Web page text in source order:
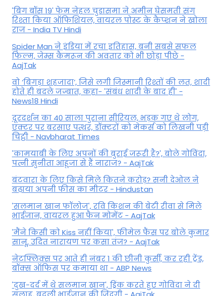
'बिग बॉस 19' फेम नेहल चुडासमा ने अमीन घेसमती संग
रिश्ता किया ऑफिशियल, वायरल पोस्ट के कैप्शन ने खोला
राज - India TV Hindi
Spider Man ने इंडिया में रचा इतिहास, बनी सबसे सफल
फिल्म, जेम्स कैमरून की अवतार को भी छोड़ा पीछे -
AajTak
वो ‘बिगड़ा शहजादा’, जिसे लगी जिस्मानी रिश्तों की लत, शादी
होते ही बदले जज्बात, कहा- 'संबंध शादी के बाद ही' -
News18 Hindi
दूरदर्शन का 40 साला पुराना सीरियल, भड़क गए थे लोग,
एक्टर पर बरसाए पत्थर, डॉक्टरों को मेकर्स को लिखनी पड़ी
चिट्ठी - Navbharat Times
'कामयाबी के लिए अपनों की बुराई जरूरी है?', बोले गोविंदा,
पत्नी सुनीता आहूजा से हैं नाराज? - AajTak
बंटवारा के लिए किसे मिले कितने करोड़? सनी देओल ने
बढ़ाया अपनी फीस का मीटर - Hindustan
'सलमान खान फॉलोज', रवि किशन की बेटी रीवा से मिले
भाईजान, वायरल हुआ फैन मोमेंट - AajTak
'मैंने किसी को Kiss नहीं किया', फीमेल फैंस पर बोले कुमार
सानू, उदित नारायण पर कसा तंज? - AajTak
नेटफ्लिक्स पर आते ही नंबर 1 की छीनी कुर्सी, कर रही ट्रेंड,
बॉक्स ऑफिस पर कमाया था - ABP News
'दुख-दर्द में थे सलमान खान', ड्रिंक करते हुए गोविंदा ने दी